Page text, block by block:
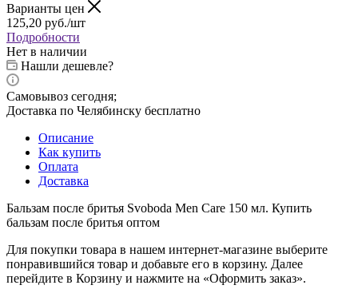
Варианты цен
125,20 руб./шт
Подробности
Нет в наличии
Нашли дешевле?
Самовывоз сегодня;
Доставка по Челябинску бесплатно
Описание
Как купить
Оплата
Доставка
Бальзам после бритья Svoboda Men Care 150 мл. Купить
бальзам после бритья оптом
Для покупки товара в нашем интернет-магазине выберите
понравившийся товар и добавьте его в корзину. Далее
перейдите в Корзину и нажмите на «Оформить заказ».